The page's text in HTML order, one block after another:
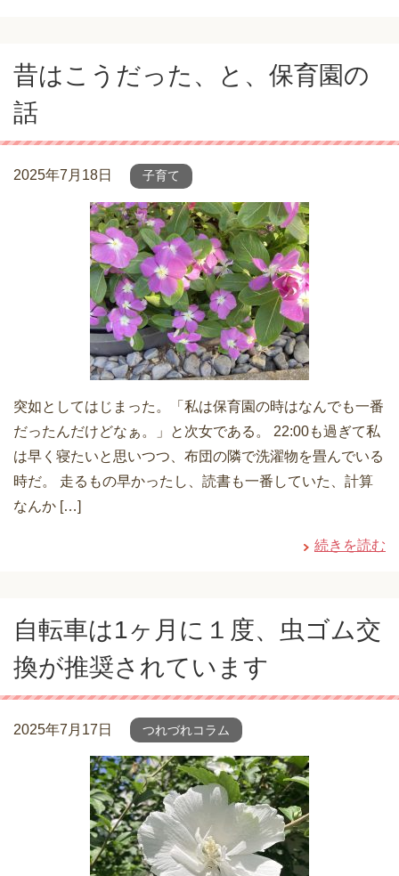
昔はこうだった、と、保育園の
話
2025年7月18日 子育て
突如としてはじまった。「私は保育園の時はなんでも一番
だったんだけどなぁ。」と次女である。 22:00も過ぎて私
は早く寝たいと思いつつ、布団の隣で洗濯物を畳んでいる
時だ。 走るもの早かったし、読書も一番していた、計算
なんか […]
続きを読む
自転車は1ヶ月に１度、虫ゴム交
換が推奨されています
2025年7月17日 つれづれコラム